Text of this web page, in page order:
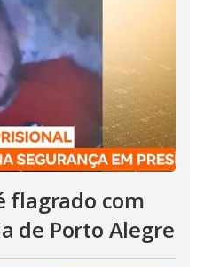
flagrado com
de Porto Alegre